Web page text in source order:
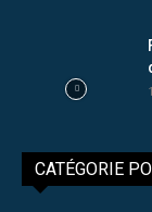
CATÉGORIE